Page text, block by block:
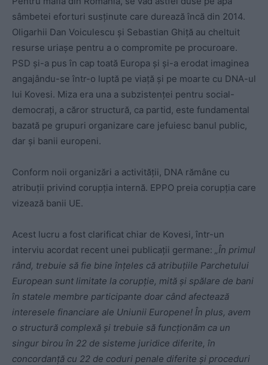
sâmbetei eforturi susținute care durează încă din 2014.
Oligarhii Dan Voiculescu și Sebastian Ghiță au cheltuit
resurse uriașe pentru a o compromite pe procuroare.
PSD și-a pus în cap toată Europa și și-a erodat imaginea
angajându-se într-o luptă pe viață și pe moarte cu DNA-ul
lui Kovesi. Miza era una a subzistenței pentru social-
democrați, a căror structură, ca partid, este fundamental
bazată pe grupuri organizare care jefuiesc banul public,
dar și banii europeni.
Conform noii organizări a activității, DNA rămâne cu
atribuții privind corupția internă. EPPO preia corupția care
vizează banii UE.
Acest lucru a fost clarificat chiar de Kovesi, într-un
interviu acordat recent unei publicații germane: „În primul
rând, trebuie să fie bine înțeles că atribuțiile Parchetului
European sunt limitate la corupție, mită și spălare de bani
în statele membre participante doar când afectează
interesele financiare ale Uniunii Europene! În plus, avem
o structură complexă și trebuie să funcționăm ca un
singur birou în 22 de sisteme juridice diferite, în
concordanță cu 22 de coduri penale diferite și proceduri